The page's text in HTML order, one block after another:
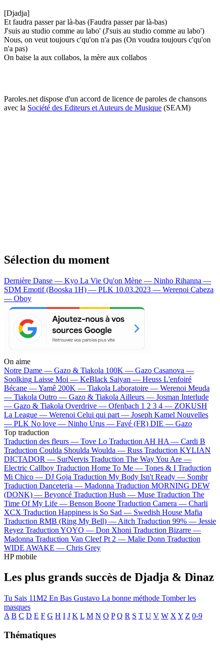
[Djadja]
Et faudra passer par là-bas (Faudra passer par là-bas)
J'suis au studio comme au labo' (J'suis au studio comme au labo')
Nous, on veut toujours c'qu'on n'a pas (On voudra toujours c'qu'on
n'a pas)
On baise la aux collabos, la mère aux collabos
Paroles.net dispose d'un accord de licence de paroles de chansons
avec la Société des Editeurs et Auteurs de Musique (SEAM)
Sélection du moment
Dernière Danse — Kyo La Vie Qu'on Mène — Ninho Rihanna —
SDM Emotif (Booska 1H) — PLK 10.03.2023 — Werenoi Cabeza
— Oboy
On aime
Notre Dame — Gazo & Tiakola 100K — Gazo Casanova —
Soolking Laisse Moi — KeBlack Saiyan — Heuss L'enfoiré
Bécane —Yamê 200K — Tiakola Laboratoire — Werenoi Meuda
— Tiakola Outro — Gazo & Tiakola Ailleurs — Josman Interlude
— Gazo & Tiakola Overdrive — Ofenbach 1 2 3 4 — ZOKUSH
La League — Werenoi Celui qui part — Joseph Kamel Nouvelles
— PLK No love — Ninho Urus — Favé (FR) DIE — Gazo
Top traduction
Traduction des fleurs — Tove Lo Traduction AH HA — Cardi B
Traduction Coulda Shoulda Woulda — Russ Traduction KYLIAN
DICTADOR — SurNervis Traduction The Way You Are —
Electric Callboy Traduction Home To Me — Tones & I Traduction
Mi Chico — DJ Goja Traduction My Body Isn't Ready — Sombr
Traduction Danceteria — Madonna Traduction MORNING DEW
(DONK) — Beyoncé Traduction Hush — Muse Traduction The
Time Of My Life — Benson Boone Traduction Camera — Charli
XCX Traduction Happiness is So Sad — Swedish House Mafia
Traduction RMB (Ring My Bell) — Aitch Traduction 99% — Jessie
Reyez Traduction YOYO — Don Xhoni Traduction Bizarre —
Madonna Traduction Van Cleef Pt 2 — Malie Donn Traduction
WIDE AWAKE — Chris Grey
HP mobile
Les plus grands succès de Djadja & Dinaz
Tu Sais 11M2 En Bas Gustavo La bonne méthode Tomber les
masques
A B C D E F G H I J K L M N O P Q R S T U V W X Y Z 0-9
Thématiques